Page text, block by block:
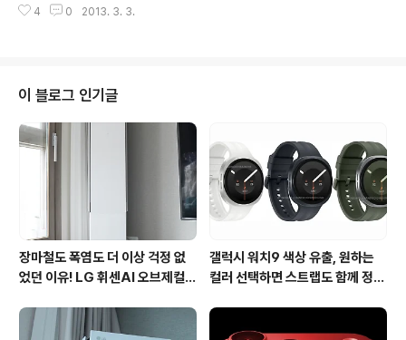
아닌 시장을 주도하는 업체임을 보여주는 모델로 QM3를
시작합니다. 이번 이벤트는 새 차의 엔진관리의 중요성을
지로 진행되는데요. 누구나 참여가 가능한 '불스원 빈칸 채
우기 퀴즈 이벤트'와 6개월 이내 새로 차(중고차 포함)를
구입한 운전자들을 대상으로 하는 '차들이 파티' 이벤트로
진행됩니다. '불스원 빈칸 채우기 퀴즈 이벤트'는 새 차를
사랑하는 방법에 대한 간단한 퀴즈를 푸는 것만으로 응모
가 가능합니다. ..
4 0 2013. 3. 3.
이 블로그 인기글
장마철도 폭염도 더 이상 걱정 없
었던 이유! LG 휘센AI 오브제컬렉
사용 후기
갤럭시 워치9 색상 유출, 원하는
컬러 선택하면 스트랩도 함께 정해